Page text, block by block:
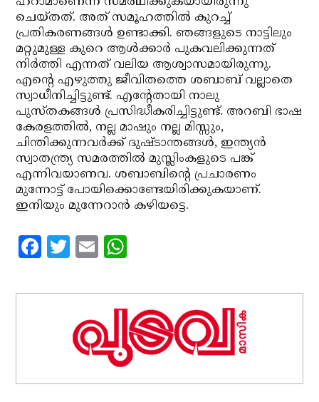
ചെയ്തത്. അത് സമൂഹത്തില്‍ കുറച്ച്
പ്രതികരണങ്ങള്‍ ഉണ്ടാക്കി. ഞങ്ങളുടെ നാട്ടിലും
മറ്റുമുള്ള കുറെ ആള്‍ക്കാര്‍ പുകവലിക്കുന്നത്
നിര്‍ത്തി എന്നത് വലിയ ആശ്വാസമായിരുന്നു.
എന്റെ എഴുത്തു ജീവിതത്തെ ശബാബ് വല്ലാതെ
സ്വാധീനിച്ചിട്ടുണ്ട്. എന്റേതായി നാലു
പുസ്തകങ്ങള്‍ പ്രസിദ്ധീകരിച്ചിട്ടുണ്ട്. അറബി ഭാഷ
കേരളത്തില്‍, നല്ല മാഷും നല്ല മിസ്സും,
ചിന്തിക്കുന്നവര്‍ക്ക് ദുഷ്ടാന്തങ്ങള്‍, ഇന്ത്യന്‍
സ്വാതന്ത്ര്യ സമരത്തില്‍ മുസ്ലിംകളുടെ പങ്ക്
എന്നിവയാണവ. ശബാബിന്റെ പ്രചാരണം
മുന്നോട്ട് പോയിക്കൊണ്ടേയിരിക്കുകയാണ്.
ഇനിയും മുന്നേറാന്‍ കഴിയട്ടെ.
Facebook
Twitter
Email